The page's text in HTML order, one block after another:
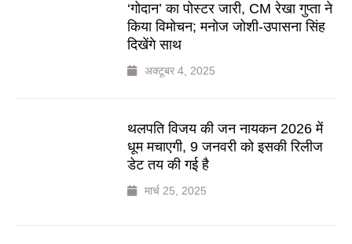
‘गोदान’ का पोस्टर जारी, CM रेखा गुप्ता ने
किया विमोचन; मनोज जोशी-उपासना सिंह
दिखेंगे साथ
अक्टूबर 4, 2025
थलपति विजय की जन नायकन 2026 में
धूम मचाएगी, 9 जनवरी को इसकी रिलीज
डेट तय की गई है
मार्च 25, 2025